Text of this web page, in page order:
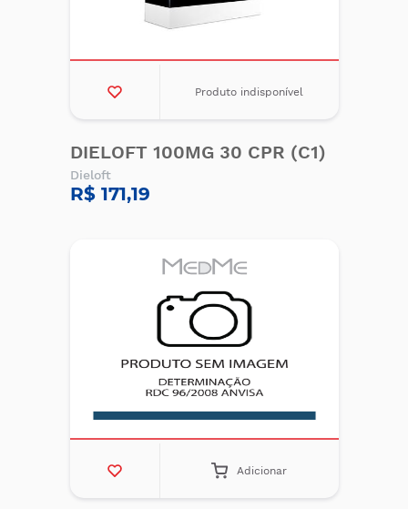
Produto indisponível
DIELOFT 100MG 30 CPR (C1)
Dieloft
R$ 171,19
Adicionar